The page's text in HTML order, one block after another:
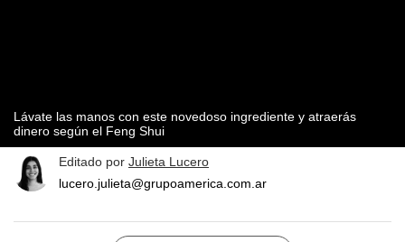
Lávate las manos con este novedoso ingrediente y atraerás
dinero según el Feng Shui
Editado por Julieta Lucero
lucero.julieta@grupoamerica.com.ar